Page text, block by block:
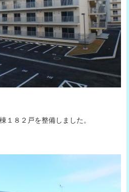
８２戸を整備しました。